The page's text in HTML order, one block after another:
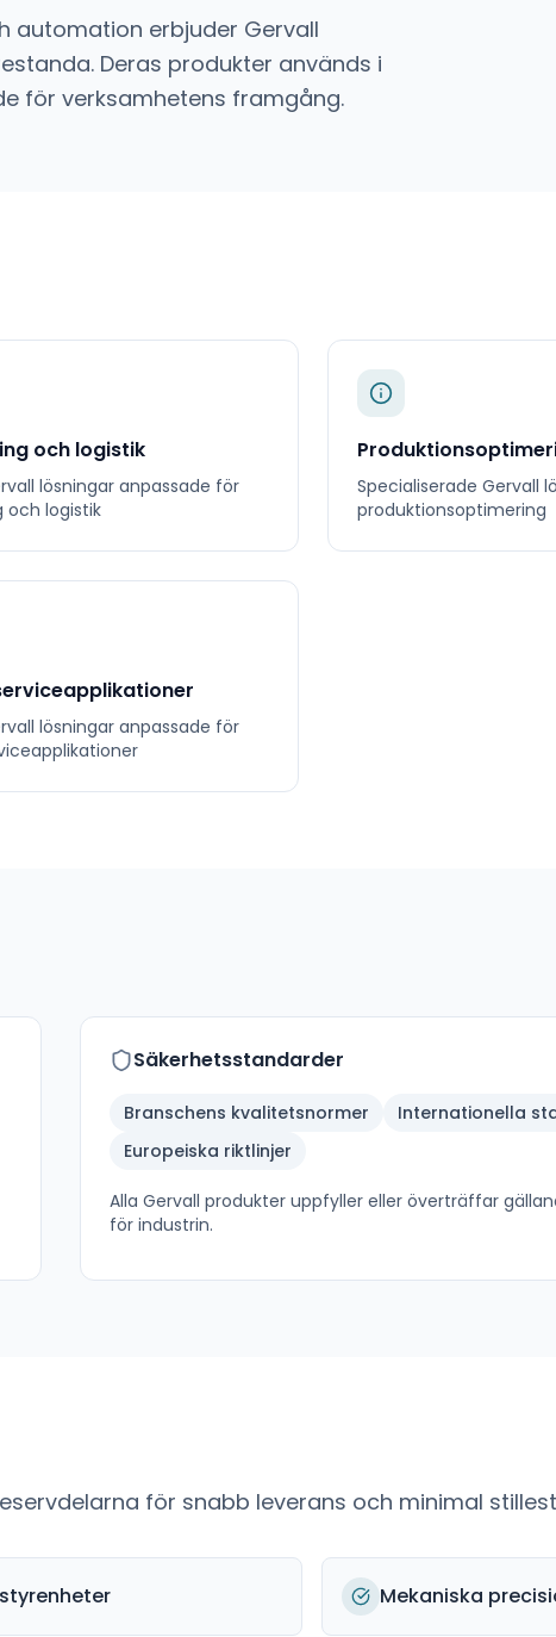
automation erbjuder Gervall
Deras produkter används i
för verksamhetens framgång.
och logistik
lösningar anpassade för
och logistik
Specialiserade Gervall
produktionsoptimering
lösningar anpassade för
Säkerhetsstandarder
Branschens kvalitetsnormer
Internationella
Europeiska riktlinjer
Alla Gervall produkter uppfyller eller överträffar
för industrin.
för snabb leverans och minimal
Mekaniska